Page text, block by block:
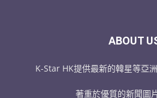
ABOUT
K-Star HK提供最新的韓星等亞
著重於優質的新聞圖